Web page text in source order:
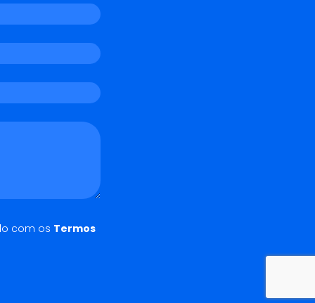
com os Termos